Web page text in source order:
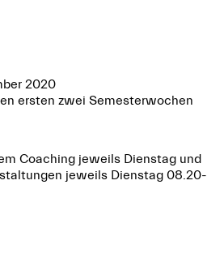
2020
ersten zwei Semesterwochen
Coaching jeweils Dienstag und
jeweils Dienstag 08.20-